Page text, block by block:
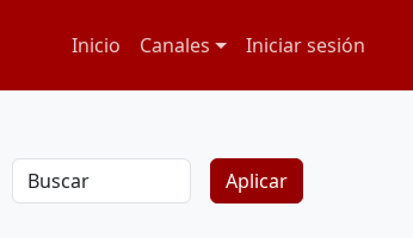
Navegación principal
Inicio Canales Menú de
Iniciar sesión